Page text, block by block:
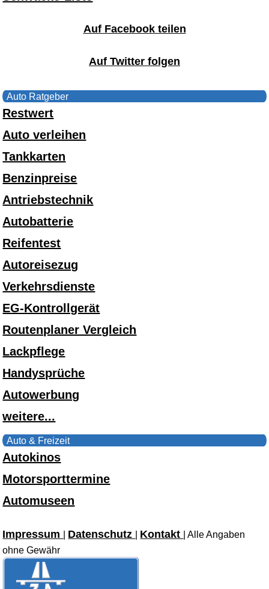
Auf Facebook teilen
Auf Twitter folgen
Auto Ratgeber
Restwert
Auto verleihen
Tankkarten
Benzinpreise
Antriebstechnik
Autobatterie
Reifentest
Autoreisezug
Verkehrsdienste
EG-Kontrollgerät
Routenplaner Vergleich
Lackpflege
Handysprüche
Autowerbung
weitere...
Auto & Freizeit
Autokinos
Motorsporttermine
Automuseen
Impressum Datenschutz Kontakt
| Alle Angaben
ohne Gewähr